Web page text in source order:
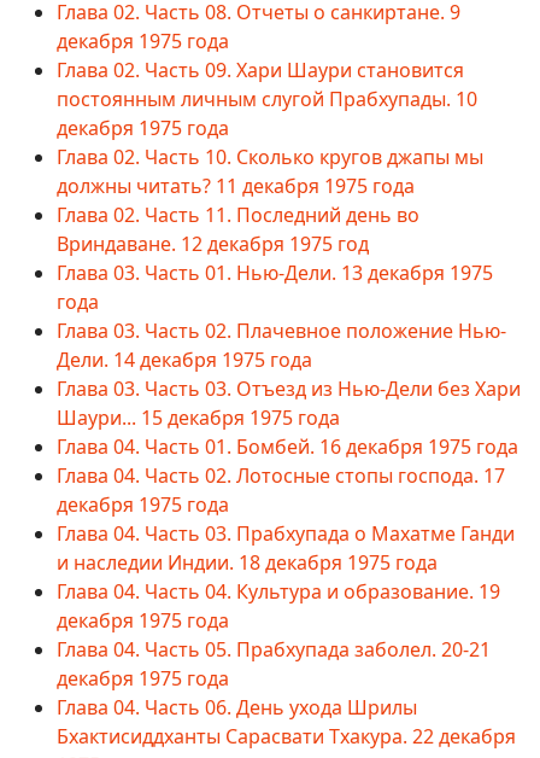
Глава 02. Часть 08. Отчеты о санкиртане. 9
декабря 1975 года
Глава 02. Часть 09. Хари Шаури становится
постоянным личным слугой Прабхупады. 10
декабря 1975 года
Глава 02. Часть 10. Сколько кругов джапы мы
должны читать? 11 декабря 1975 года
Глава 02. Часть 11. Последний день во
Вриндаване. 12 декабря 1975 год
Глава 03. Часть 01. Нью-Дели. 13 декабря 1975
года
Глава 03. Часть 02. Плачевное положение Нью-
Дели. 14 декабря 1975 года
Глава 03. Часть 03. Отъезд из Нью-Дели без Хари
Шаури... 15 декабря 1975 года
Глава 04. Часть 01. Бомбей. 16 декабря 1975 года
Глава 04. Часть 02. Лотосные стопы господа. 17
декабря 1975 года
Глава 04. Часть 03. Прабхупада о Махатме Ганди
и наследии Индии. 18 декабря 1975 года
Глава 04. Часть 04. Культура и образование. 19
декабря 1975 года
Глава 04. Часть 05. Прабхупада заболел. 20-21
декабря 1975 года
Глава 04. Часть 06. День ухода Шрилы
Бхактисиддханты Сарасвати Тхакура. 22 декабря